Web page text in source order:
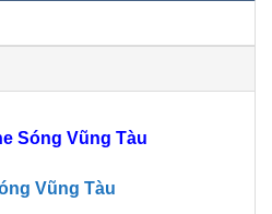
Sóng Vũng Tàu
Vũng Tàu